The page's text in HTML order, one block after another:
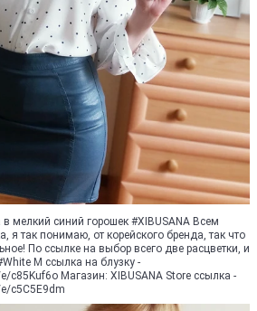
мелкий синий горошек #XIBUSANA Всем
я так понимаю, от корейского бренда, так что
По ссылке на выбор всего две расцветки, и
M ссылка на блузку -
c85Kuf6o Магазин: XIBUSANA Store ссылка -
c5C5E9dm